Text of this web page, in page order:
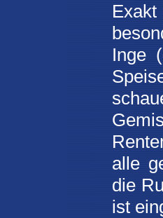
Inge
alle
die
ist